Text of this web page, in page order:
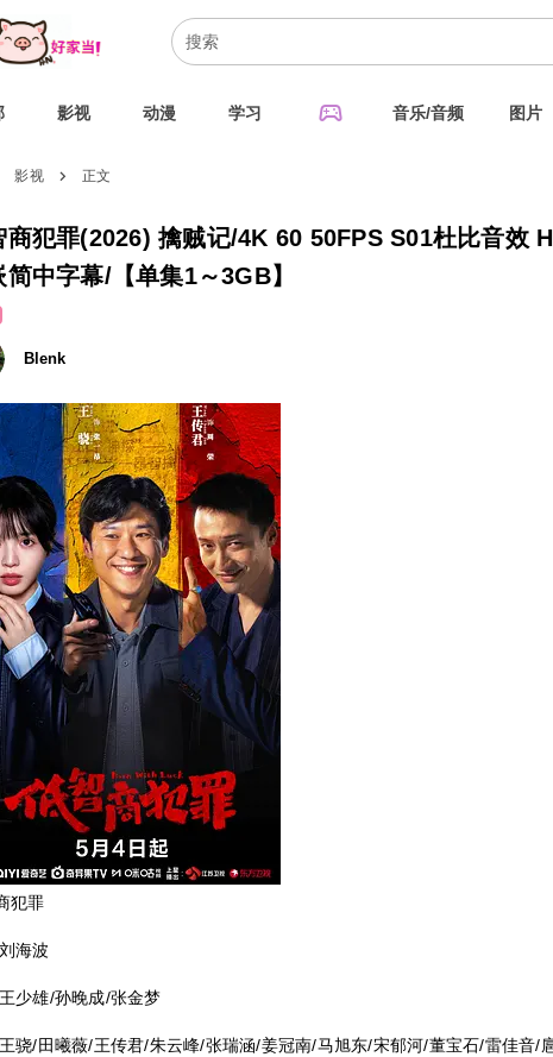
影视 动漫 学习 sports_esports 音乐/音频 图片
影视 chevron_right 正文
商犯罪(2026) 擒贼记/4K 60 50FPS S01杜比音效
简中字幕/【单集1～3GB】
Blenk
犯罪
海波
少雄/孙晚成/张金梦
骁/田曦薇/王传君/朱云峰/张瑞涵/姜冠南/马旭东/宋郁河/董宝石/雷佳音/